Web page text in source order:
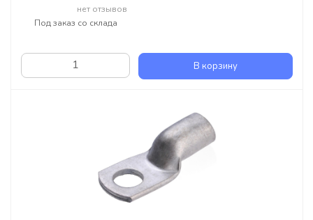
нет отзывов
Под заказ со склада
В корзину